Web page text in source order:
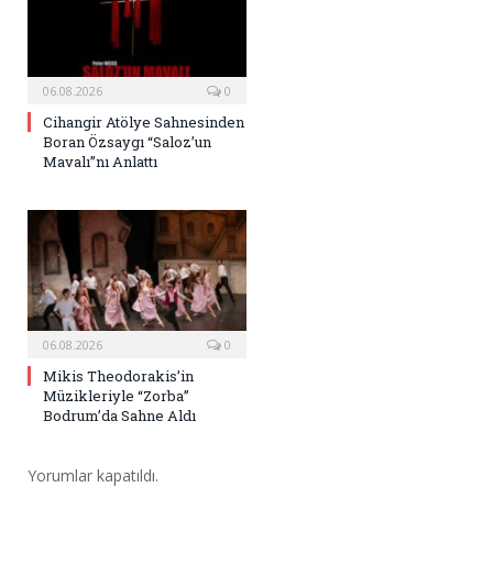
06.08.2026 0
Cihangir Atölye Sahnesinden
Boran Özsaygı “Saloz’un
Mavalı”nı Anlattı
06.08.2026 0
Mikis Theodorakis’in
Müzikleriyle “Zorba”
Bodrum’da Sahne Aldı
Yorumlar kapatıldı.